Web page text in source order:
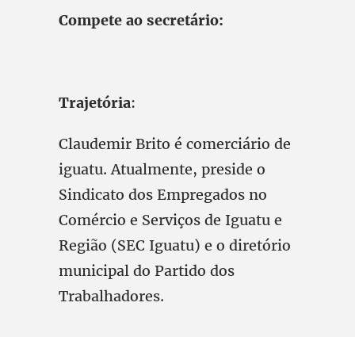
Compete ao secretário:
Trajetória:
Claudemir Brito é comerciário de
iguatu. Atualmente, preside o
Sindicato dos Empregados no
Comércio e Serviços de Iguatu e
Região (SEC Iguatu) e o diretório
municipal do Partido dos
Trabalhadores.